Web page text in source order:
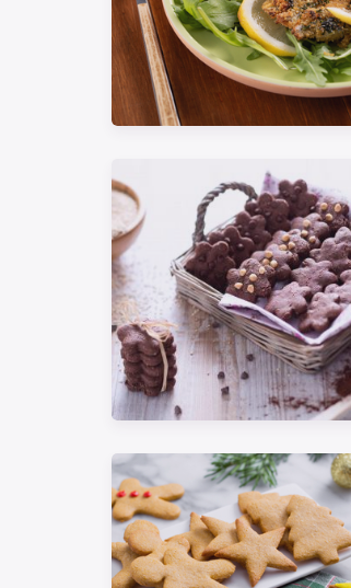
Accompagnement
Pizzas et focaccia
Gateaux et patisserie
Dernieres recettes
IT Website
Instagram
YouTube